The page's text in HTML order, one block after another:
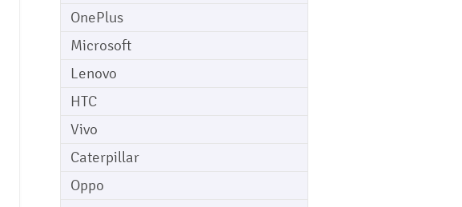
OnePlus
Microsoft
Lenovo
HTC
Vivo
Caterpillar
Oppo